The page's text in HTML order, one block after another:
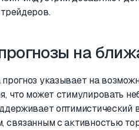
на
указывает на
что может стимулировать
оптимистический
связанным с активностью